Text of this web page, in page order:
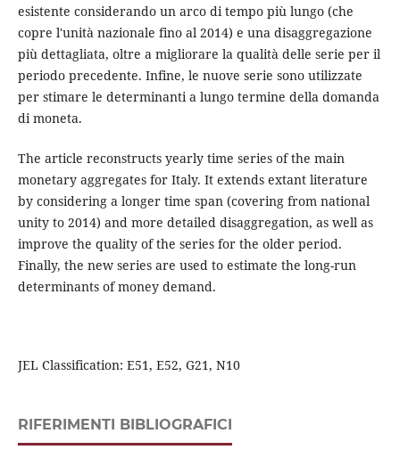
esistente considerando un arco di tempo più lungo (che
copre l'unità nazionale fino al 2014) e una disaggregazione
più dettagliata, oltre a migliorare la qualità delle serie per il
periodo precedente. Infine, le nuove serie sono utilizzate
per stimare le determinanti a lungo termine della domanda
di moneta.
The article reconstructs yearly time series of the main
monetary aggregates for Italy. It extends extant literature
by considering a longer time span (covering from national
unity to 2014) and more detailed disaggregation, as well as
improve the quality of the series for the older period.
Finally, the new series are used to estimate the long-run
determinants of money demand.
JEL Classification: E51, E52, G21, N10
RIFERIMENTI BIBLIOGRAFICI